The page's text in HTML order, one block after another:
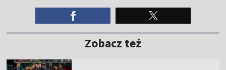
Zobacz też